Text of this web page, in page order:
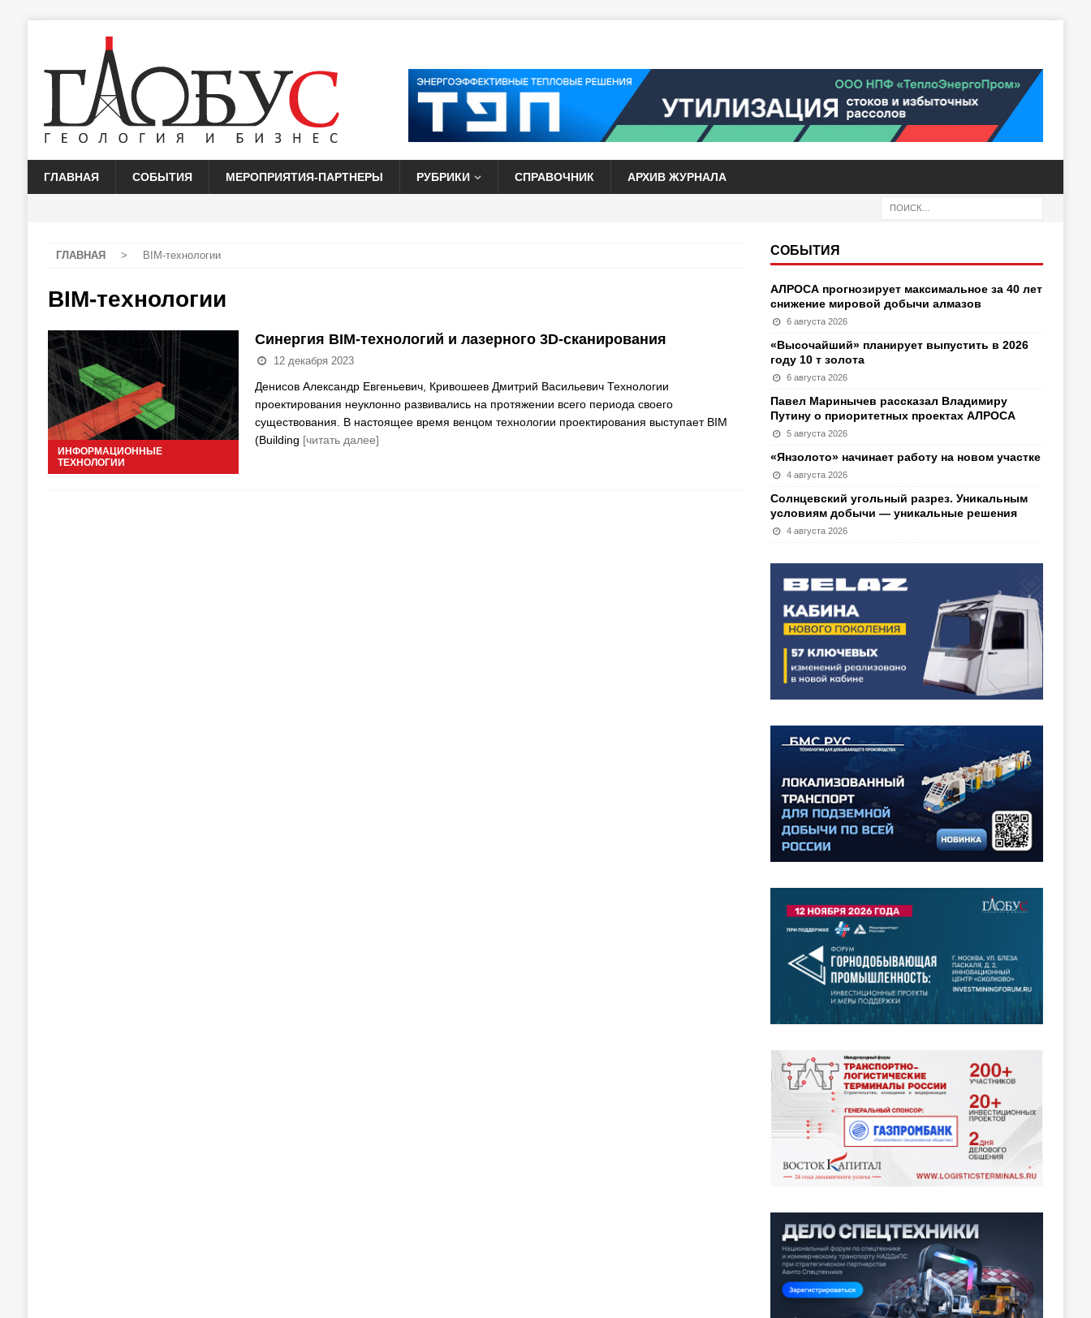
ГЛАВНАЯ СОБЫТИЯ МЕРОПРИЯТИЯ-ПАРТНЕРЫ РУБРИКИ СПРАВОЧНИК АРХИВ ЖУРНАЛА
ГЛАВНАЯ > BIM-технологии
BIM-технологии
ИНФОРМАЦИОННЫЕ
ТЕХНОЛОГИИ
Синергия BIM-технологий и лазерного 3D-сканирования
12 декабря 2023
Денисов Александр Евгеньевич, Кривошеев Дмитрий Васильевич Технологии
проектирования неуклонно развивались на протяжении всего периода своего
существования. В настоящее время венцом технологии проектирования выступает BIM
(Building [читать далее]
СОБЫТИЯ
АЛРОСА прогнозирует максимальное за 40 лет
снижение мировой добычи алмазов
6 августа 2026
«Высочайший» планирует выпустить в 2026
году 10 т золота
6 августа 2026
Павел Маринычев рассказал Владимиру
Путину о приоритетных проектах АЛРОСА
5 августа 2026
«Янзолото» начинает работу на новом участке
4 августа 2026
Солнцевский угольный разрез. Уникальным
условиям добычи — уникальные решения
4 августа 2026